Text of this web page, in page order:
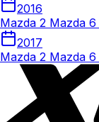
2016
Mazda 2 Mazda
2017
Mazda 2 Mazda